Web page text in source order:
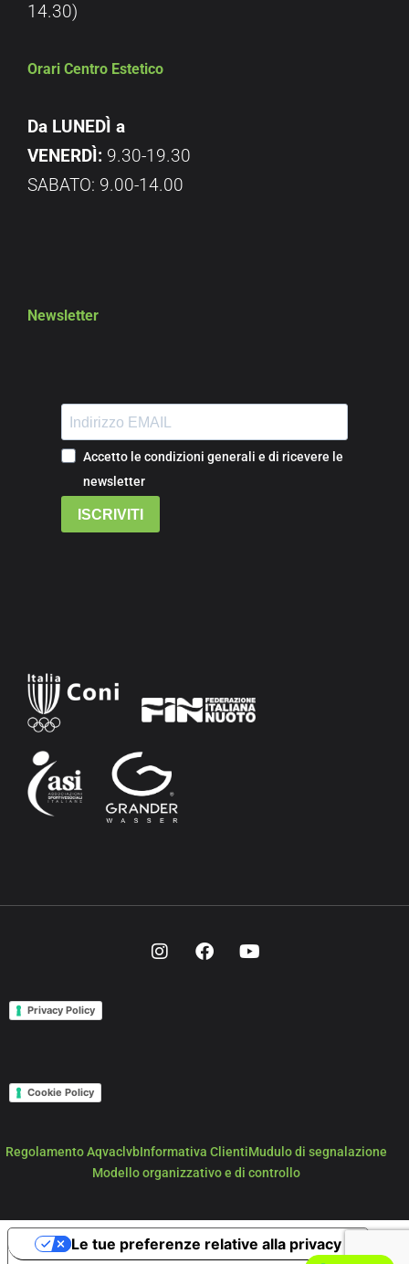
14.30)
Orari Centro Estetico
Da LUNEDÌ a
VENERDÌ: 9.30-19.30
SABATO: 9.00-14.00
Newsletter
Accetto le condizioni generali e di ricevere le
newsletter
ISCRIVITI
Privacy Policy
Cookie Policy
Regolamento AqvaclvbInformativa ClientiMudulo di segnalazione
Modello organizzativo e di controllo
Le tue preferenze relative alla privacy